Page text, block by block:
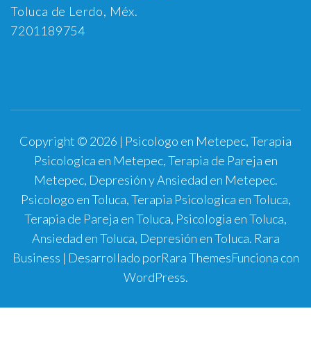
Toluca de Lerdo, Méx.
7201189754
Copyright © 2026 | Psicologo en Metepec, Terapia
Psicologica en Metepec, Terapia de Pareja en
Metepec, Depresión y Ansiedad en Metepec.
Psicologo en Toluca, Terapia Psicologica en Toluca,
Terapia de Pareja en Toluca, Psicologia en Toluca,
Ansiedad en Toluca, Depresión en Toluca. Rara
Business | Desarrollado porRara ThemesFunciona con
WordPress.